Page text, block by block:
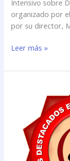
Intensivo sobre
organizado por
por su director,
Leer más »
Informática
Legal
obtuvo